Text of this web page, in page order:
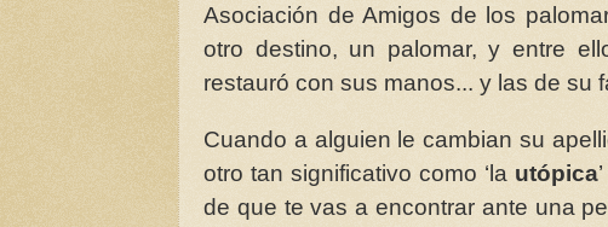
Asociación de Amigos de los
otro destino, un palomar, y entre
restauró con sus manos... y las de su
Cuando a alguien le cambian su
otro tan significativo como ‘la utópica
de que te vas a encontrar ante una